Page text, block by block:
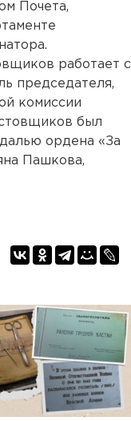
Почета,
работает с
председателя,
комиссии
был
ордена «За
Пашкова,